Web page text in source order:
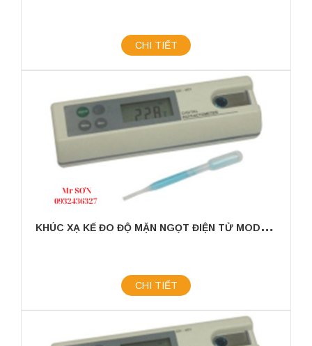
CHI TIẾT
K
HÚC XẠ KẾ ĐO ĐỘ MẶN NGỌT ĐIỆN TỬ MODEL: HRD-500
CHI TIẾT